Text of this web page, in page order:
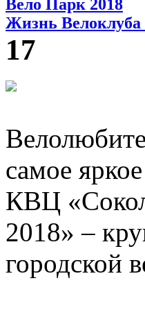
Вело Парк 2018
Жизнь
17
самое
КВЦ
2018» –
городской